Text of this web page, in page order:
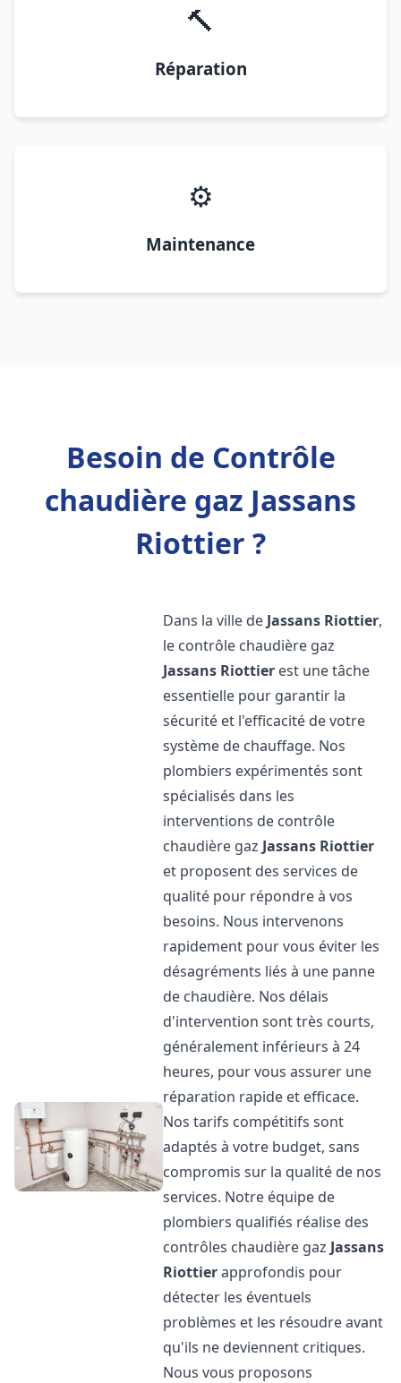
🔨
Réparation
⚙️
Maintenance
Besoin de Contrôle
chaudière gaz Jassans
Riottier ?
Dans la ville de Jassans Riottier,
le contrôle chaudière gaz
Jassans Riottier est une tâche
essentielle pour garantir la
sécurité et l'efficacité de votre
système de chauffage. Nos
plombiers expérimentés sont
spécialisés dans les
interventions de contrôle
chaudière gaz Jassans Riottier
et proposent des services de
qualité pour répondre à vos
besoins. Nous intervenons
rapidement pour vous éviter les
désagréments liés à une panne
de chaudière. Nos délais
d'intervention sont très courts,
généralement inférieurs à 24
heures, pour vous assurer une
réparation rapide et efficace.
Nos tarifs compétitifs sont
adaptés à votre budget, sans
compromis sur la qualité de nos
services. Notre équipe de
plombiers qualifiés réalise des
contrôles chaudière gaz Jassans
Riottierapprofondis pour
détecter les éventuels
problèmes et les résoudre avant
qu'ils ne deviennent critiques.
Nous vous proposons